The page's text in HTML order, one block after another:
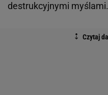
destrukcyjnymi myślami.